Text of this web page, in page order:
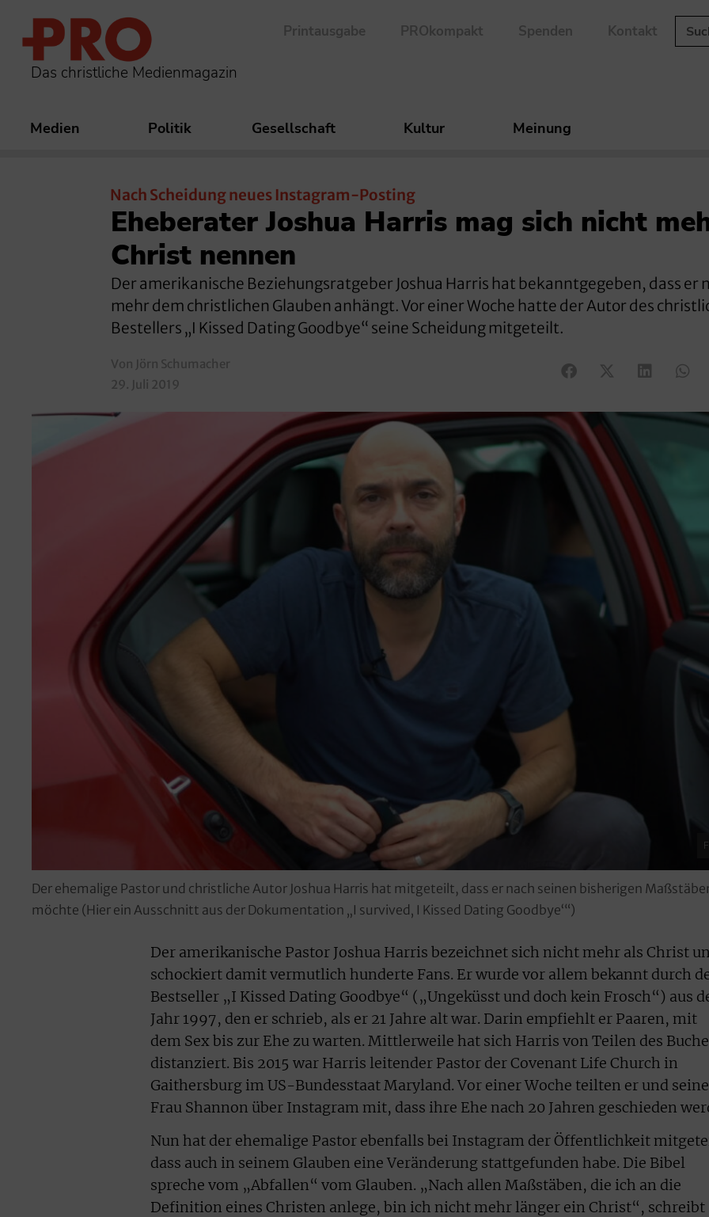
Das christliche Medienmagazin
Printausgabe PROkompakt Spenden Kontakt
Medien Politik Gesellschaft Kultur Meinung
Nach Scheidung neues Instagram-Posting
Eheberater Joshua Harris mag sich nicht
Christ nennen
Der amerikanische Beziehungsratgeber Joshua Harris hat bekanntgegeben, dass er
mehr dem christlichen Glauben anhängt. Vor einer Woche hatte der Autor des
Bestellers „I Kissed Dating Goodbye“ seine Scheidung mitgeteilt.
Von Jörn Schumacher
29. Juli 2019
Der ehemalige Pastor und christliche Autor Joshua Harris hat mitgeteilt, dass er nach seinen bisherigen
möchte (Hier ein Ausschnitt aus der Dokumentation „I survived‚ I Kissed Dating Goodbye‘“)
Der amerikanische Pastor Joshua Harris bezeichnet sich nicht mehr als Christ
schockiert damit vermutlich hunderte Fans. Er wurde vor allem bekannt durch
Bestseller „I Kissed Dating Goodbye“ („Ungeküsst und doch kein Frosch“) aus
Jahr 1997, den er schrieb, als er 21 Jahre alt war. Darin empfiehlt er Paaren, mit
dem Sex bis zur Ehe zu warten. Mittlerweile hat sich Harris von Teilen des
distanziert. Bis 2015 war Harris leitender Pastor der Covenant Life Church in
Gaithersburg im US-Bundesstaat Maryland. Vor einer Woche teilten er und seine
Frau Shannon über Instagram mit, dass ihre Ehe nach 20 Jahren geschieden
Nun hat der ehemalige Pastor ebenfalls bei Instagram der Öffentlichkeit
dass auch in seinem Glauben eine Veränderung stattgefunden habe. Die Bibel
spreche vom „Abfallen“ vom Glauben. „Nach allen Maßstäben, die ich an die
Definition eines Christen anlege, bin ich nicht mehr länger ein Christ“, schreibt